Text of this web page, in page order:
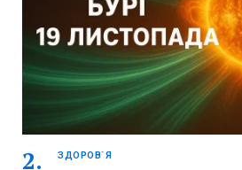
ЗДОРОВ`Я